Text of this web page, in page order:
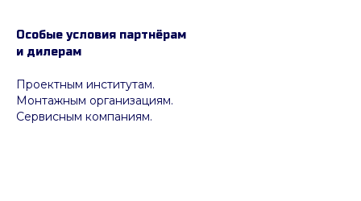
Особые условия партнёрам
и дилерам
Проектным институтам.
Монтажным организациям.
Сервисным компаниям.